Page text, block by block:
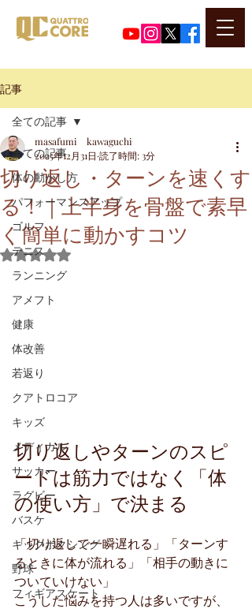
記事
全ての記事
体の動かし方
パフォーマンスアップ
ゴルフ
テニス
ランニング
アメフト
健康
体改善
若返り
クアトロコア
キッズ
メディカル
サッカー
ラグビー
バスケ
キックボクシング
野球
フィギアスケート
全ての記事
切り返し・ターンを速くす
る！｜上半身を骨盤で素早
く簡単に動かすコツ
masafumi kawaguchi
2025年12月31日 読了時間: 3分
5つ星のうちNaNと評価されています。
切り返しやターンのスピ
ードは筋力ではなく「体
の使い方」で決まる
「切り返しで一瞬遅れる」「ターンす
るときに体が流れる」「相手の動きに
ついていけない」
こうした悩みを持つ人は多いですが、